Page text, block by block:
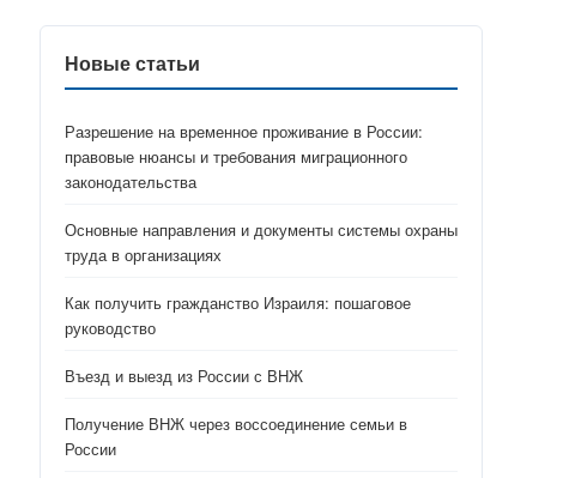
Новые статьи
Разрешение на временное проживание в России:
правовые нюансы и требования миграционного
законодательства
Основные направления и документы системы охраны
труда в организациях
Как получить гражданство Израиля: пошаговое
руководство
Въезд и выезд из России с ВНЖ
Получение ВНЖ через воссоединение семьи в
России